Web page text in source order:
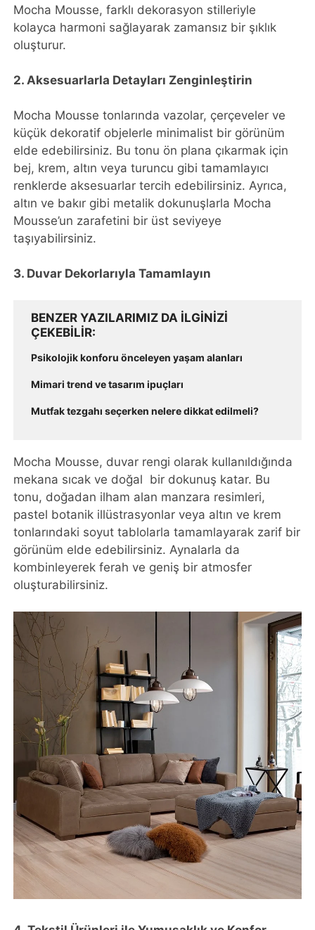
Mocha Mousse, farklı dekorasyon stilleriyle
kolayca harmoni sağlayarak zamansız bir şıklık
oluşturur.
2. Aksesuarlarla Detayları Zenginleştirin
Mocha Mousse tonlarında vazolar, çerçeveler ve
küçük dekoratif objelerle minimalist bir görünüm
elde edebilirsiniz. Bu tonu ön plana çıkarmak için
bej, krem, altın veya turuncu gibi tamamlayıcı
renklerde aksesuarlar tercih edebilirsiniz. Ayrıca,
altın ve bakır gibi metalik dokunuşlarla Mocha
Mousse’un zarafetini bir üst seviyeye
taşıyabilirsiniz.
3. Duvar Dekorlarıyla Tamamlayın
BENZER YAZILARIMIZ DA ILGINIZI
ÇEKEBILIR
Psikolojik konforu önceleyen yaşam alanları
Mimari trend ve tasarım ipuçları
Mutfak tezgahı seçerken nelere dikkat edilmeli?
Mocha Mousse, duvar rengi olarak kullanıldığında
mekana sıcak ve doğal bir dokunuş katar. Bu
tonu, doğadan ilham alan manzara resimleri,
pastel botanik illüstrasyonlar veya altın ve krem
tonlarındaki soyut tablolarla tamamlayarak zarif bir
görünüm elde edebilirsiniz. Aynalarla da
kombinleyerek ferah ve geniş bir atmosfer
oluşturabilirsiniz.